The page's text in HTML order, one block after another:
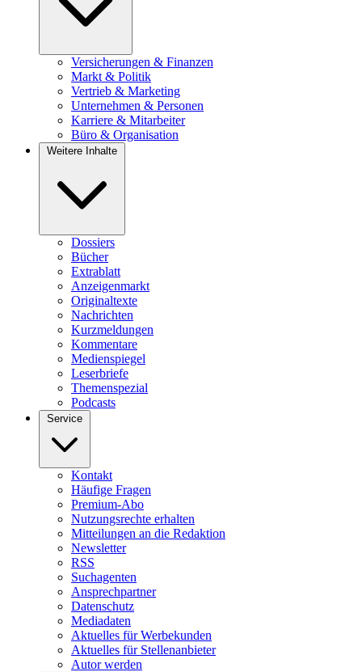
Versicherungen & Finanzen
Markt & Politik
Vertrieb & Marketing
Unternehmen & Personen
Karriere & Mitarbeiter
Büro & Organisation
Weitere Inhalte
Dossiers
Bücher
Extrablatt
Anzeigenmarkt
Originaltexte
Nachrichten
Kurzmeldungen
Kommentare
Medienspiegel
Leserbriefe
Themenspezial
Podcasts
Service
Kontakt
Häufige Fragen
Premium-Abo
Nutzungsrechte erhalten
Mitteilungen an die Redaktion
Newsletter
RSS
Suchagenten
Ansprechpartner
Datenschutz
Mediadaten
Aktuelles für Werbekunden
Aktuelles für Stellenanbieter
Autor werden